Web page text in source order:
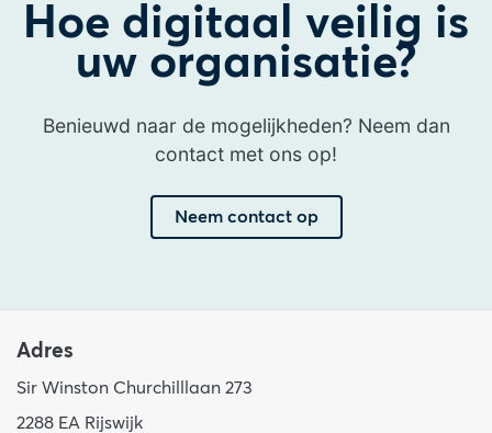
Hoe digitaal veilig is
uw organisatie?
Benieuwd naar de mogelijkheden? Neem dan
contact met ons op!
Neem contact op
Adres
Sir Winston Churchilllaan 273
2288 EA Rijswijk